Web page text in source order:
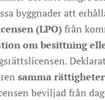
byggnader att
(LPO)från
om besittning
samma rättigheter
beviljad från